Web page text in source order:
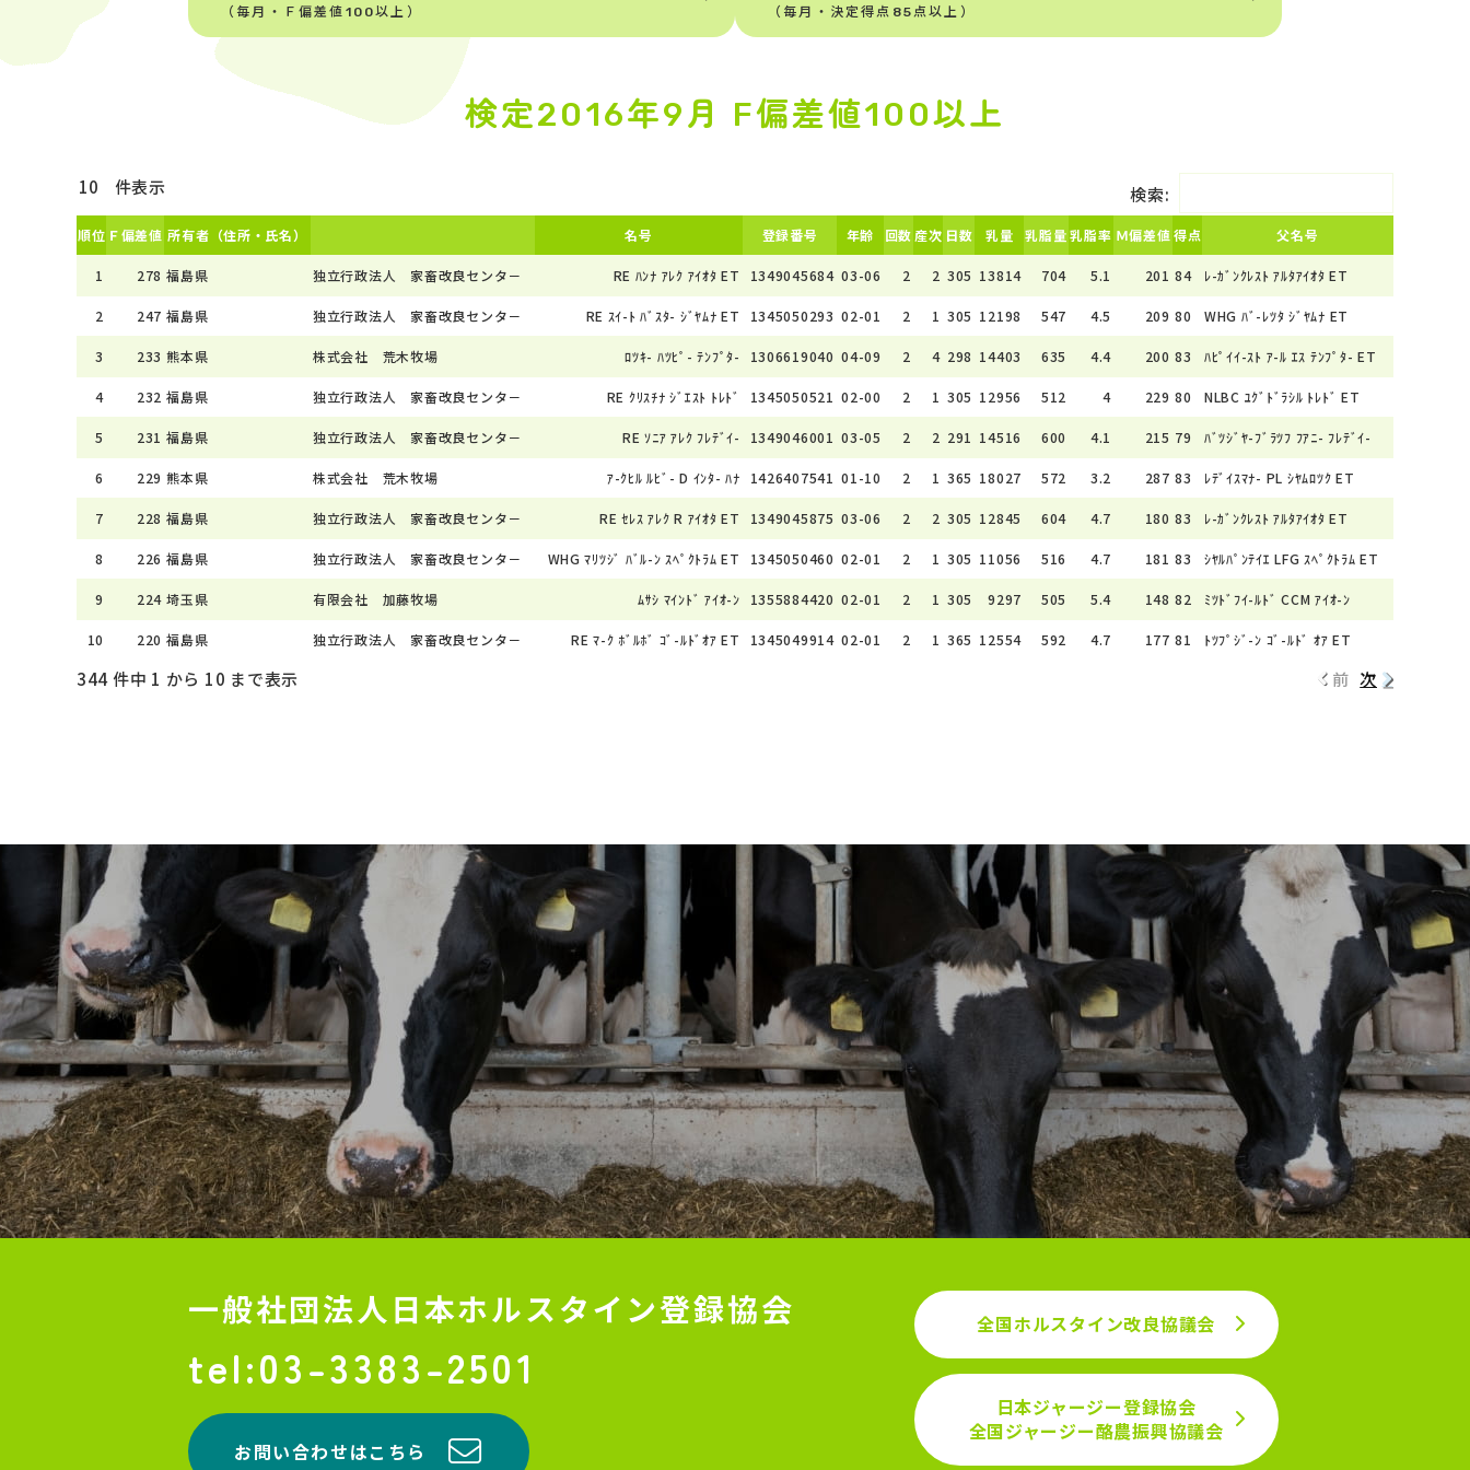
（毎月・Ｆ偏差値100以上） （毎月・決定得点85点以上）
検定2016年9月 F偏差値100以上
件表示 検索:
順位 Ｆ偏差値 所有者（住所・氏名） 名号 登録番号 年齢 回数 産次 日数 乳量 乳脂量乳脂率 Ｍ偏差値得点 父名号
1 278 福島県 独立行政法人 家畜改良センタ－ RE ﾊﾝﾅ ｱﾚｸ ｱｲｵﾀ ET 1349045684 03-06 2 2 305 13814 704 5.1 201 84 ﾚ-ｶﾞﾝｸﾚｽﾄ ｱﾙﾀｱｲｵﾀ ET
2 247 福島県 独立行政法人 家畜改良センタ－ RE ｽｲ-ﾄ ﾊﾞｽﾀ- ｼﾞﾔﾑﾅ ET 1345050293 02-01 2 1 305 12198 547 4.5 209 80 WHG ﾊﾞ-ﾚﾂﾀ ｼﾞﾔﾑﾅ ET
3 233 熊本県 株式会社 荒木牧場 ﾛﾂｷ- ﾊﾂﾋﾟ- ﾃﾝﾌﾟﾀ- 1306619040 04-09 2 4 298 14403 635 4.4 200 83 ﾊﾋﾟｲｲ-ｽﾄ ｱ-ﾙ ｴｽ ﾃﾝﾌﾟﾀ- ET
4 232 福島県 独立行政法人 家畜改良センタ－ RE ｸﾘｽﾁﾅ ｼﾞｴｽﾄ ﾄﾚﾄﾞ 1345050521 02-00 2 1 305 12956 512 4 229 80 NLBC ﾕｸﾞﾄﾞﾗｼﾙ ﾄﾚﾄﾞ ET
5 231 福島県 独立行政法人 家畜改良センタ－ RE ｿﾆｱ ｱﾚｸ ﾌﾚﾃﾞｲ- 1349046001 03-05 2 2 291 14516 600 4.1 215 79 ﾊﾞﾂｼﾞﾔ-ﾌﾞﾗﾂﾌ ﾌｱﾆ- ﾌﾚﾃﾞｲ-
6 229 熊本県 株式会社 荒木牧場 ｱ-ｸﾋﾙ ﾙﾋﾞ- D ｲﾝﾀ- ﾊﾅ 1426407541 01-10 2 1 365 18027 572 3.2 287 83 ﾚﾃﾞｲｽﾏﾅ- PL ｼﾔﾑﾛﾂｸ ET
7 228 福島県 独立行政法人 家畜改良センタ－ RE ｾﾚｽ ｱﾚｸ R ｱｲｵﾀ ET 1349045875 03-06 2 2 305 12845 604 4.7 180 83 ﾚ-ｶﾞﾝｸﾚｽﾄ ｱﾙﾀｱｲｵﾀ ET
8 226 福島県 独立行政法人 家畜改良センタ－ WHG ﾏﾘﾂｼﾞ ﾊﾞﾙ-ﾝ ｽﾍﾟｸﾄﾗﾑ ET 1345050460 02-01 2 1 305 11056 516 4.7 181 83 ｼﾔﾙﾊﾟﾝﾃｲｴ LFG ｽﾍﾟｸﾄﾗﾑ ET
9 224 埼玉県 有限会社 加藤牧場 ﾑｻｼ ﾏｲﾝﾄﾞ ｱｲｵ-ﾝ 1355884420 02-01 2 1 305 9297 505 5.4 148 82 ﾐﾂﾄﾞﾌｲ-ﾙﾄﾞ CCM ｱｲｵ-ﾝ
10 220 福島県 独立行政法人 家畜改良センタ－ RE ﾏ-ｸ ﾎﾞﾙﾎﾞ ｺﾞ-ﾙﾄﾞｵｱ ET 1345049914 02-01 2 1 365 12554 592 4.7 177 81 ﾄﾂﾌﾟｼﾞ-ﾝ ｺﾞ-ﾙﾄﾞ ｵｱ ET
344 件中 1 から 10 まで表示 前 次
一般社団法人日本ホルスタイン登録協会
03-3383-2501
お問い合わせはこちら
全国ホルスタイン改良協議会
日本ジャージー登録協会
全国ジャージー酪農振興協議会